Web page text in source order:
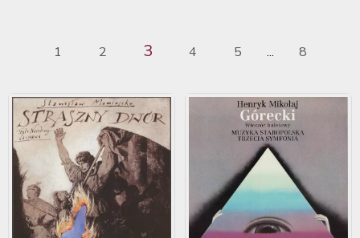
1 2 3 4 5 ... 8